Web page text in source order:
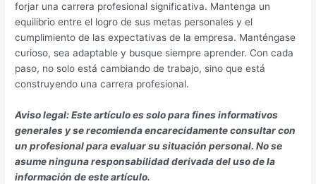
forjar una carrera profesional significativa. Mantenga un
equilibrio entre el logro de sus metas personales y el
cumplimiento de las expectativas de la empresa. Manténgase
curioso, sea adaptable y busque siempre aprender. Con cada
paso, no solo está cambiando de trabajo, sino que está
construyendo una carrera profesional.
Aviso legal: Este artículo es solo para fines informativos
generales y se recomienda encarecidamente consultar con
un profesional para evaluar su situación personal. No se
asume ninguna responsabilidad derivada del uso de la
información de este artículo.